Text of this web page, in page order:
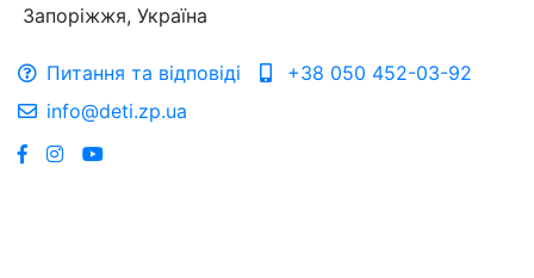
Запоріжжя, Україна
Питання та відповіді
+38 050 452-03-92
info@deti.zp.ua